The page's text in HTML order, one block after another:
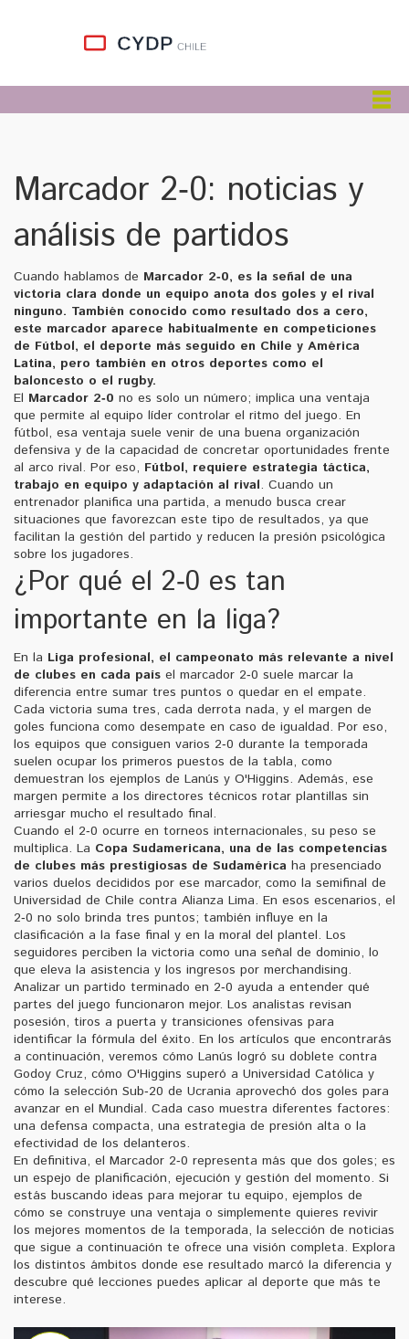
Marcador 2‑0: noticias y
análisis de partidos
Cuando hablamos de Marcador 2‑0, es la señal de una
victoria clara donde un equipo anota dos goles y el rival
ninguno. También conocido como resultado dos a cero,
este marcador aparece habitualmente en competiciones
de Fútbol, el deporte más seguido en Chile y América
Latina, pero también en otros deportes como el
baloncesto o el rugby.
El Marcador 2‑0 no es solo un número; implica una ventaja
que permite al equipo líder controlar el ritmo del juego. En
fútbol, esa ventaja suele venir de una buena organización
defensiva y de la capacidad de concretar oportunidades frente
al arco rival. Por eso, Fútbol, requiere estrategia táctica,
trabajo en equipo y adaptación al rival. Cuando un
entrenador planifica una partida, a menudo busca crear
situaciones que favorezcan este tipo de resultados, ya que
facilitan la gestión del partido y reducen la presión psicológica
sobre los jugadores.
¿Por qué el 2‑0 es tan
importante en la liga?
En la Liga profesional, el campeonato más relevante a nivel
de clubes en cada país el marcador 2‑0 suele marcar la
diferencia entre sumar tres puntos o quedar en el empate.
Cada victoria suma tres, cada derrota nada, y el margen de
goles funciona como desempate en caso de igualdad. Por eso,
los equipos que consiguen varios 2‑0 durante la temporada
suelen ocupar los primeros puestos de la tabla, como
demuestran los ejemplos de Lanús y O'Higgins. Además, ese
margen permite a los directores técnicos rotar plantillas sin
arriesgar mucho el resultado final.
Cuando el 2‑0 ocurre en torneos internacionales, su peso se
multiplica. La Copa Sudamericana, una de las competencias
de clubes más prestigiosas de Sudamérica ha presenciado
varios duelos decididos por ese marcador, como la semifinal de
Universidad de Chile contra Alianza Lima. En esos escenarios, el
2‑0 no solo brinda tres puntos; también influye en la
clasificación a la fase final y en la moral del plantel. Los
seguidores perciben la victoria como una señal de dominio, lo
que eleva la asistencia y los ingresos por merchandising.
Analizar un partido terminado en 2‑0 ayuda a entender qué
partes del juego funcionaron mejor. Los analistas revisan
posesión, tiros a puerta y transiciones ofensivas para
identificar la fórmula del éxito. En los artículos que encontrarás
a continuación, veremos cómo Lanús logró su doblete contra
Godoy Cruz, cómo O'Higgins superó a Universidad Católica y
cómo la selección Sub‑20 de Ucrania aprovechó dos goles para
avanzar en el Mundial. Cada caso muestra diferentes factores:
una defensa compacta, una estrategia de presión alta o la
efectividad de los delanteros.
En definitiva, el Marcador 2‑0 representa más que dos goles; es
un espejo de planificación, ejecución y gestión del momento. Si
estás buscando ideas para mejorar tu equipo, ejemplos de
cómo se construye una ventaja o simplemente quieres revivir
los mejores momentos de la temporada, la selección de noticias
que sigue a continuación te ofrece una visión completa. Explora
los distintos ámbitos donde ese resultado marcó la diferencia y
descubre qué lecciones puedes aplicar al deporte que más te
interese.